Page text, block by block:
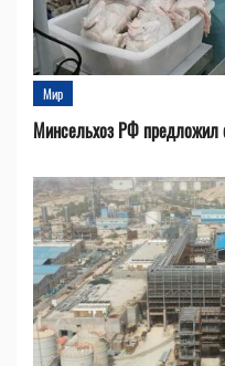
Мир
Минсельхоз РФ предложил